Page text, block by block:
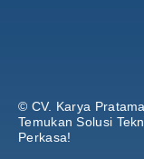
© CV. Karya
Temukan Solusi
Perkasa!